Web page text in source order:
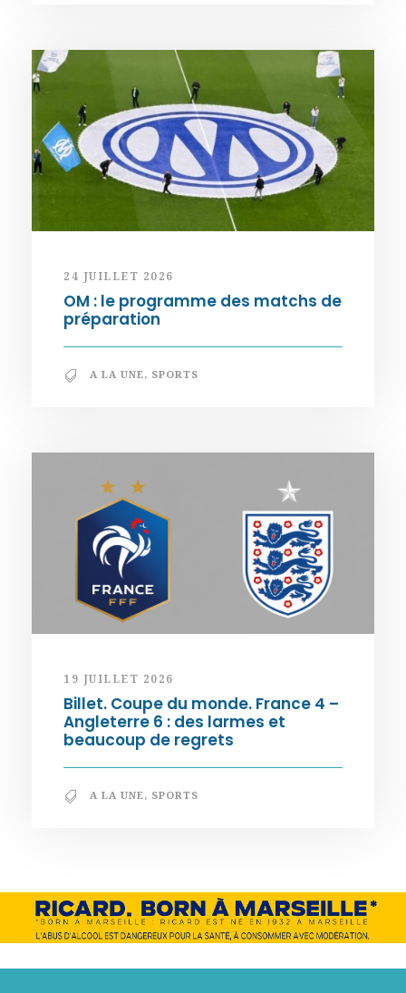
24 JUILLET 2026
OM : le programme des matchs de
préparation
A LA UNE, SPORTS
19 JUILLET 2026
Billet. Coupe du monde. France 4 –
Angleterre 6 : des larmes et
beaucoup de regrets
A LA UNE, SPORTS